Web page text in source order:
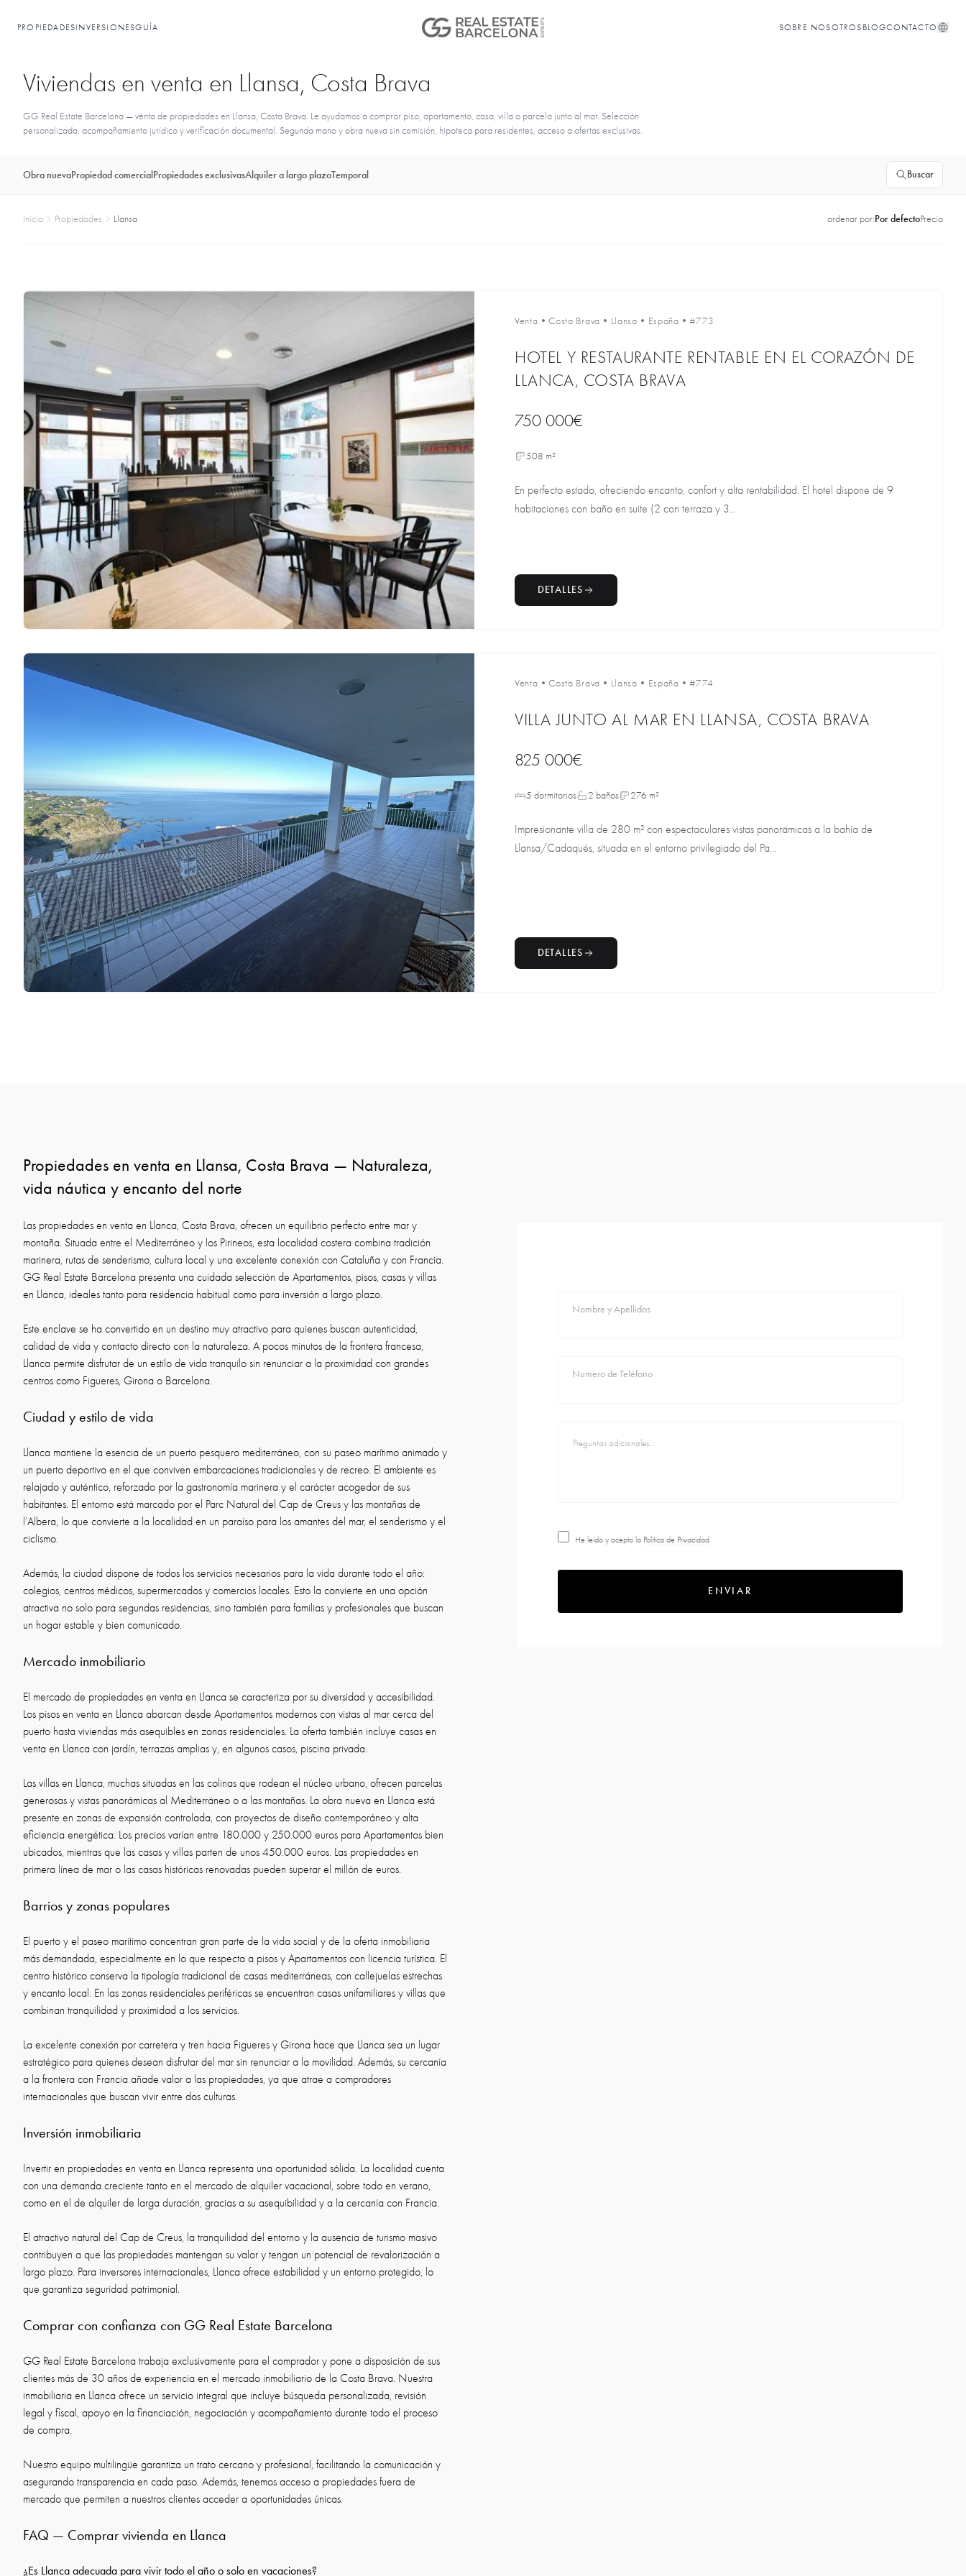
PROPIEDADESINVERSIONESGUÍA SOBRE NOSOTROS BLOGCONTACTO
Viviendas en venta en Llansa, Costa Brava
GG Real Estate Barcelona — venta de propiedades en Llansa, Costa Brava. Le ayudamos a comprar piso, apartamento, casa, villa o parcela junto al mar. Selección
personalizada, acompañamiento jurídico y verificación documental. Segunda mano y obra nueva sin comisión, hipoteca para residentes, acceso a ofertas exclusivas.
Obra nuevaPropiedad comercial Propiedades exclusivasAlquiler a largo plazoTemporal Buscar
Inicio Propiedades Llansa ordenar por:Por defectoPrecio
Venta •Costa Brava • Llansa • España •#773
HOTEL Y RESTAURANTE RENTABLE EN EL CORAZÓN DE
LLANCA, COSTA BRAVA
750 000€
508 m²
En perfecto estado, ofreciendo encanto, confort y alta rentabilidad. El hotel dispone de 9
habitaciones con baño en suite (2 con terraza y 3...
DETALLES
Venta •Costa Brava • Llansa • España •#774
VILLA JUNTO AL MAR EN LLANSA, COSTA BRAVA
825 000€
5 dormitorios 2 baños 276 m²
Impresionante villa de 280 m² con espectaculares vistas panorámicas a la bahía de
Llansa/Cadaqués, situada en el entorno privilegiado del Pa...
DETALLES
Propiedades en venta en Llansa, Costa Brava — Naturaleza,
vida náutica y encanto del norte
Las propiedades en venta en Llanca, Costa Brava, ofrecen un equilibrio perfecto entre mar y
montaña. Situada entre el Mediterráneo y los Pirineos, esta localidad costera combina tradición
marinera, rutas de senderismo, cultura local y una excelente conexión con Cataluña y con Francia.
GG Real Estate Barcelona presenta una cuidada selección de Apartamentos, pisos, casas y villas
en Llanca, ideales tanto para residencia habitual como para inversión a largo plazo.
Este enclave se ha convertido en un destino muy atractivo para quienes buscan autenticidad,
calidad de vida y contacto directo con la naturaleza. A pocos minutos de la frontera francesa,
Llanca permite disfrutar de un estilo de vida tranquilo sin renunciar a la proximidad con grandes
centros como Figueres, Girona o Barcelona.
Ciudad y estilo de vida
Llanca mantiene la esencia de un puerto pesquero mediterráneo, con su paseo marítimo animado y
un puerto deportivo en el que conviven embarcaciones tradicionales y de recreo. El ambiente es
relajado y auténtico, reforzado por la gastronomía marinera y el carácter acogedor de sus
habitantes. El entorno está marcado por el Parc Natural del Cap de Creus y las montañas de
l’Albera, lo que convierte a la localidad en un paraíso para los amantes del mar, el senderismo y el
ciclismo.
Además, la ciudad dispone de todos los servicios necesarios para la vida durante todo el año:
colegios, centros médicos, supermercados y comercios locales. Esto la convierte en una opción
atractiva no solo para segundas residencias, sino también para familias y profesionales que buscan
un hogar estable y bien comunicado.
Mercado inmobiliario
El mercado de propiedades en venta en Llanca se caracteriza por su diversidad y accesibilidad.
Los pisos en venta en Llanca abarcan desde Apartamentos modernos con vistas al mar cerca del
puerto hasta viviendas más asequibles en zonas residenciales. La oferta también incluye casas en
venta en Llanca con jardín, terrazas amplias y, en algunos casos, piscina privada.
Las villas en Llanca, muchas situadas en las colinas que rodean el núcleo urbano, ofrecen parcelas
generosas y vistas panorámicas al Mediterráneo o a las montañas. La obra nueva en Llanca está
presente en zonas de expansión controlada, con proyectos de diseño contemporáneo y alta
eficiencia energética. Los precios varían entre 180.000 y 250.000 euros para Apartamentos bien
ubicados, mientras que las casas y villas parten de unos 450.000 euros. Las propiedades en
primera línea de mar o las casas históricas renovadas pueden superar el millón de euros.
Barrios y zonas populares
El puerto y el paseo marítimo concentran gran parte de la vida social y de la oferta inmobiliaria
más demandada, especialmente en lo que respecta a pisos y Apartamentos con licencia turística. El
centro histórico conserva la tipología tradicional de casas mediterráneas, con callejuelas estrechas
y encanto local. En las zonas residenciales periféricas se encuentran casas unifamiliares y villas que
combinan tranquilidad y proximidad a los servicios.
La excelente conexión por carretera y tren hacia Figueres y Girona hace que Llanca sea un lugar
estratégico para quienes desean disfrutar del mar sin renunciar a la movilidad. Además, su cercanía
a la frontera con Francia añade valor a las propiedades, ya que atrae a compradores
internacionales que buscan vivir entre dos culturas.
Inversión inmobiliaria
Invertir en propiedades en venta en Llanca representa una oportunidad sólida. La localidad cuenta
con una demanda creciente tanto en el mercado de alquiler vacacional, sobre todo en verano,
como en el de alquiler de larga duración, gracias a su asequibilidad y a la cercanía con Francia.
El atractivo natural del Cap de Creus, la tranquilidad del entorno y la ausencia de turismo masivo
contribuyen a que las propiedades mantengan su valor y tengan un potencial de revalorización a
largo plazo. Para inversores internacionales, Llanca ofrece estabilidad y un entorno protegido, lo
que garantiza seguridad patrimonial.
Comprar con confianza con GG Real Estate Barcelona
GG Real Estate Barcelona trabaja exclusivamente para el comprador y pone a disposición de sus
clientes más de 30 años de experiencia en el mercado inmobiliario de la Costa Brava. Nuestra
inmobiliaria en Llanca ofrece un servicio integral que incluye búsqueda personalizada, revisión
legal y fiscal, apoyo en la financiación, negociación y acompañamiento durante todo el proceso
de compra.
Nuestro equipo multilingüe garantiza un trato cercano y profesional, facilitando la comunicación y
asegurando transparencia en cada paso. Además, tenemos acceso a propiedades fuera de
mercado que permiten a nuestros clientes acceder a oportunidades únicas.
FAQ — Comprar vivienda en Llanca
¿Es Llanca adecuada para vivir todo el año o solo en vacaciones?
Nombre y Apellidos
Numero de Teléfono
He leído y acepto la Política de Privacidad
ENVIAR